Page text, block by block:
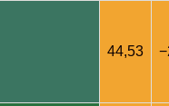
44,53